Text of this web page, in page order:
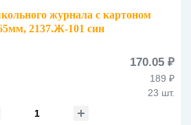
журнала с картоном
2137.Ж-101 син
170.05 ₽
189 ₽
23 шт.